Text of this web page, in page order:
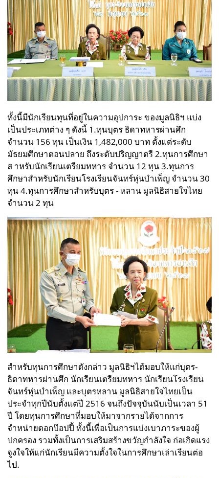
ทั้งนี้มีนักเรียนทุนที่อยู่ในความอุปการะ ของมูลนิธิฯ แบ่ง
เป็นประเภทต่าง ๆ ดังนี้ 1.ทุนบุตร ธิดาทหารผ่านศึก
จำนวน 156 ทุน เป็นเงิน 1,482,000 บาท ตั้งแต่ระดับ
มัธยมศึกษาตอนปลาย ถึงระดับปริญญาตรี2.ทุนการศึกษา
ส าหรับนักเรียนเตรียมทหาร จำนวน 12 ทุน3.ทุนการ
ศึกษาสำหรับนักเรียนโรงเรียนจันทร์หุ่นบำเพ็ญ จำนวน 30
ทุน4.ทุนการศึกษาสำหรับบุตร - หลาน มูลนิธิสายใจไทย
จำนวน 2 ทุน
สำหรับทุนการศึกษาดังกล่าว มูลนิธิฯได้มอบให้แก่บุตร-
ธิดาทหารผ่านศึก นักเรียนเตรียมทหาร นักเรียนโรงเรียน
จันทร์หุ่นบำเพ็ญ และบุตรหลาน มูลนิธิสายใจไทยเป็น
ประจำทุกปีนับตั้งแต่ปี 2516 จนถึงปัจจุบันนับเป็นเวลา 51
ปี โดยทุนการศึกษาที่มอบให้มาจากรายได้จากการ
จำหน่ายดอกป๊อปปี้ ทั้งนี้เพื่อเป็นการแบ่งเบาภาระของผู้
ปกครอง รวมทั้งเป็นการเสริมสร้างขวัญกำลังใจ ก่อเกิดแรง
จูงใจให้แก่นักเรียนมีความตั้งใจในการศึกษาเล่าเรียนต่อ
ไป.